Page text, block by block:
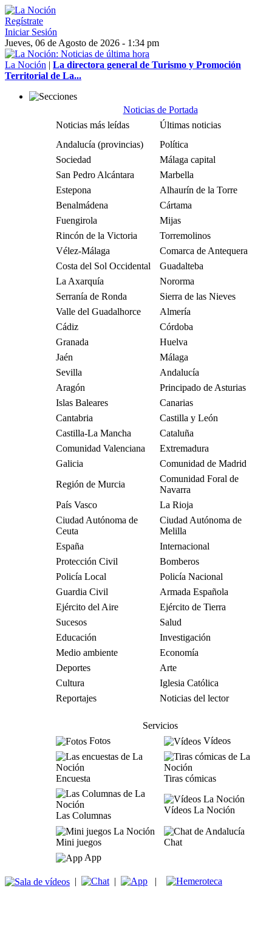
Regístrate
Iniciar Sesión
Jueves, 06 de Agosto de 2026 - 1:34 pm
La Noción | La directora general de Turismo y Promoción
Territorial de La...
Noticias de Portada
Noticias más leídas
Últimas noticias
Andalucía (provincias)
Política
Sociedad
Málaga capital
San Pedro Alcántara
Marbella
Estepona
Alhaurín de la Torre
Benalmádena
Cártama
Fuengirola
Mijas
Rincón de la Victoria
Torremolinos
Vélez-Málaga
Comarca de Antequera
Costa del Sol Occidental
Guadalteba
La Axarquía
Nororma
Serranía de Ronda
Sierra de las Nieves
Valle del Guadalhorce
Almería
Cádiz
Córdoba
Granada
Huelva
Jaén
Málaga
Sevilla
Andalucía
Aragón
Principado de Asturias
Islas Baleares
Canarias
Cantabria
Castilla y León
Castilla-La Mancha
Cataluña
Comunidad Valenciana
Extremadura
Galicia
Comunidad de Madrid
Región de Murcia
Comunidad Foral de
Navarra
País Vasco
La Rioja
Ciudad Autónoma de
Ceuta
Ciudad Autónoma de
Melilla
España
Internacional
Protección Civil
Bomberos
Policía Local
Policía Nacional
Guardia Civil
Armada Española
Ejército del Aire
Ejército de Tierra
Sucesos
Salud
Educación
Investigación
Medio ambiente
Economía
Deportes
Arte
Cultura
Iglesia Católica
Reportajes
Noticias del lector
Servicios
Fotos
Vídeos
Encuesta Tiras cómicas
Las Columnas
Vídeos La Noción
Mini juegos
Chat
App
| | |